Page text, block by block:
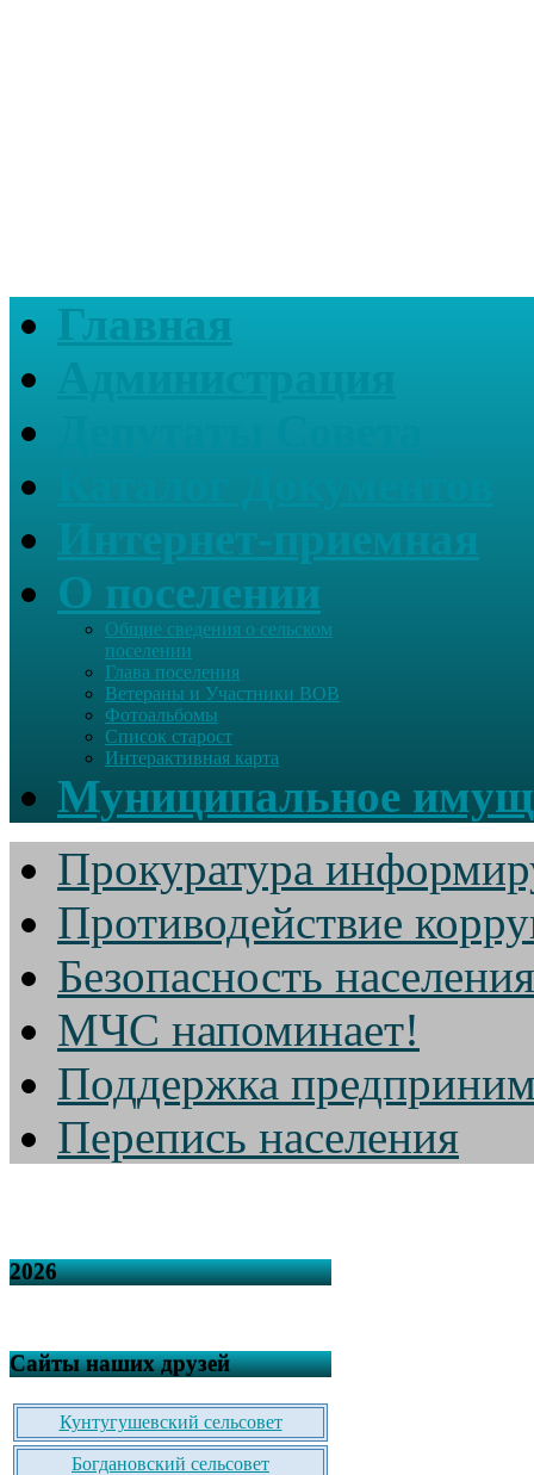
Главная
О поселении
Общие сведения о сельском
поселении
Глава поселения
Ветераны и Участники ВОВ
Фотоальбомы
Список старост
Интерактивная карта
Муниципальное
Прокуратура
Противодействие
Безопасность населения
МЧС напоминает!
Поддержка
Перепись населения
2026
Сайты наших друзей
Кунтугушевский сельсовет
Богдановский сельсовет